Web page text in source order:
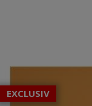
EXCLUSIV